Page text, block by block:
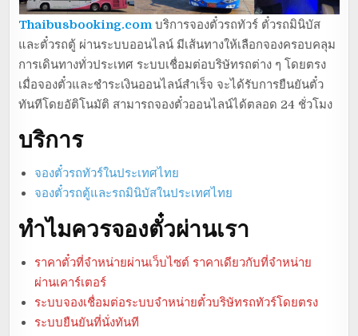
Thaibusbooking.com บริการจองตั๋วรถทัวร์ ตั๋วรถมินิบัส
และตั๋วรถตู้ ผ่านระบบออนไลน์ มีเส้นทางให้เลือกจองครอบคลุม
การเดินทางทั่วประเทศ ระบบเชื่อมต่อบริษัทรถต่าง ๆ โดยตรง
เมื่อจองตั๋วและชำระเงินออนไลน์สำเร็จ จะได้รับการยืนยันตั๋ว
ทันทีโดยอัติโนมัติ สามารถจองตั๋วออนไลน์ได้ตลอด 24 ชั่วโมง
บริการ
จองตั๋วรถทัวร์ในประเทศไทย
จองตั๋วรถตู้และรถมินิบัสในประเทศไทย
ทำไมควรจองตั๋วผ่านเรา
ราคาตั๋วที่จำหน่ายผ่านเว็บไซต์ ราคาเดียวกับที่จำหน่าย
ผ่านเคาร์เตอร์
ระบบจองเชื่อมต่อระบบจำหน่ายตั๋วบริษัทรถทัวร์โดยตรง
ระบบยืนยันที่นั่งทันที